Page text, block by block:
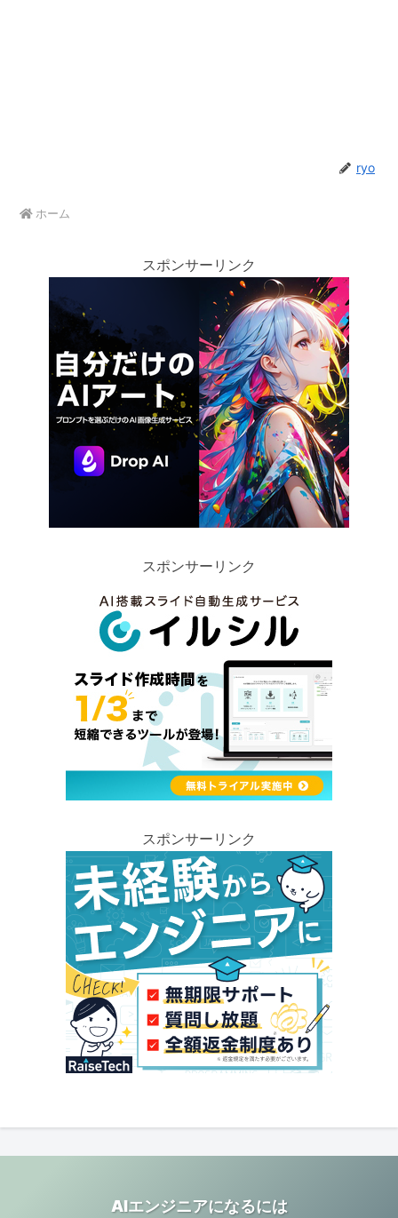
ryo
ホーム
スポンサーリンク
スポンサーリンク
スポンサーリンク
AIエンジニアになるには